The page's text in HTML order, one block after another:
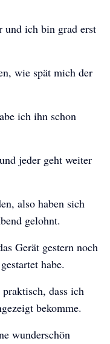
und ich bin grad erst
wie spät mich der
ich ihn schon
jeder geht weiter
also haben sich
gelohnt.
Gerät gestern noch
habe.
dass ich
bekomme.
wunderschön